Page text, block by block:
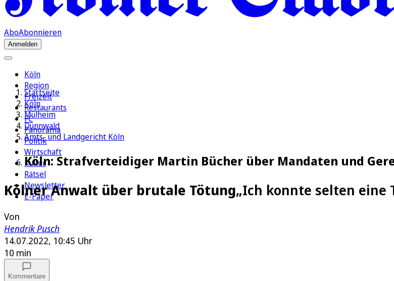
AboAbonnieren
Anmelden
Köln
Region
Freizeit
Restaurants
FC
Panorama
Politik
Wirtschaft
Kultur
Rätsel
Newsletter
E-Paper
Startseite
Köln
Mülheim
Dünnwald
Amts- und Landgericht Köln
Köln: Strafverteidiger Martin Bücher über Mandaten und
Kölner Anwalt über brutale Tötung„Ich konnte selten eine
Von
Hendrik Pusch
14.07.2022, 10:45 Uhr
10 min
Kommentare